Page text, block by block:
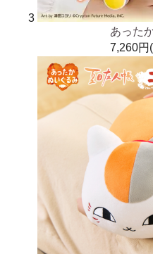
3
あった
7,260円